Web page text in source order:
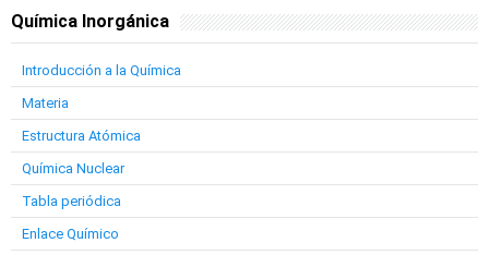
Química Inorgánica
Introducción a la Química
Materia
Estructura Atómica
Química Nuclear
Tabla periódica
Enlace Químico